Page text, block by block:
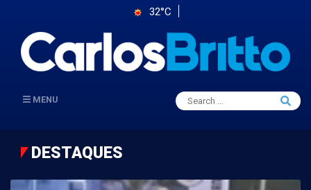
32°C
MENU
Search
for:
Search
DESTAQUES